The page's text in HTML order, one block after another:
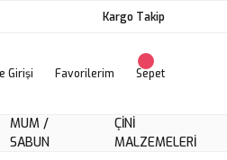
Kargo Takip
Girişi Favorilerim Sepet
MUM /
SABUN
ÇINI
MALZEMELERI